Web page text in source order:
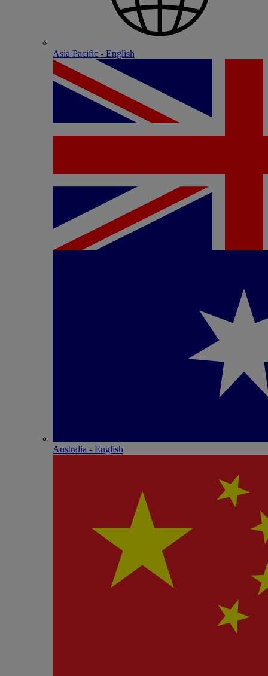
Asia Pacific - English
Australia - English